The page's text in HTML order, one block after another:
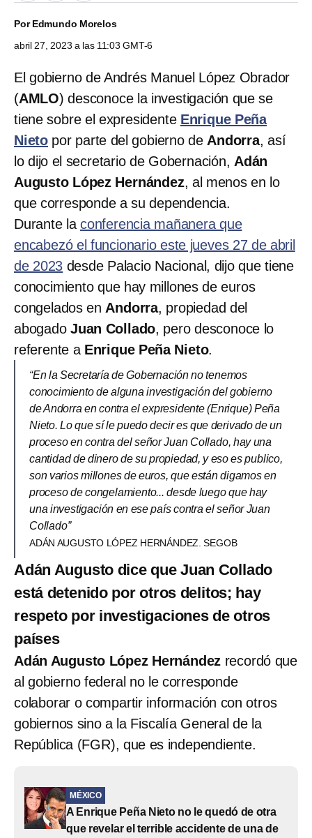
PorEdmundo Morelos
abril 27, 2023 a las 11:03 GMT-6
El gobierno de Andrés Manuel López Obrador
(AMLO) desconoce la investigación que se
tiene sobre el expresidente Enrique Peña
Nieto por parte del gobierno de Andorra, así
lo dijo el secretario de Gobernación, Adán
Augusto López Hernández, al menos en lo
que corresponde a su dependencia.
Durante laconferencia mañanera que
encabezó el funcionario este jueves 27 de abril
de 2023 desde Palacio Nacional, dijo que tiene
conocimiento que hay millones de euros
congelados en Andorra, propiedad del
abogadoJuan Collado, pero desconoce lo
referente a Enrique Peña Nieto.
“En la Secretaría de Gobernación no tenemos
conocimiento de alguna investigación del gobierno
de Andorra en contra el expresidente (Enrique) Peña
Nieto. Lo que sí le puedo decir es que derivado de un
proceso en contra del señor Juan Collado, hay una
cantidad de dinero de su propiedad, y eso es publico,
son varios millones de euros, que están digamos en
proceso de congelamiento... desde luego que hay
una investigación en ese país contra el señor Juan
Collado”
ADÁN AUGUSTO LÓPEZ HERNÁNDEZ. SEGOB
Adán Augusto dice que Juan Collado
está detenido por otros delitos; hay
respeto por investigaciones de otros
países
Adán Augusto López Hernández recordó que
al gobierno federal no le corresponde
colaborar o compartir información con otros
gobiernos sino a la Fiscalía General de la
República (FGR), que es independiente.
MÉXICO
A Enrique Peña Nieto no le quedó de otra
que revelar el terrible accidente de una de